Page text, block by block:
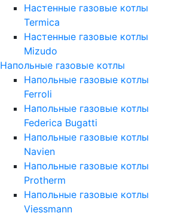
Настенные газовые котлы
Termica
Настенные газовые котлы
Mizudo
Напольные газовые котлы
Напольные газовые котлы
Ferroli
Напольные газовые котлы
Federica Bugatti
Напольные газовые котлы
Navien
Напольные газовые котлы
Protherm
Напольные газовые котлы
Viessmann